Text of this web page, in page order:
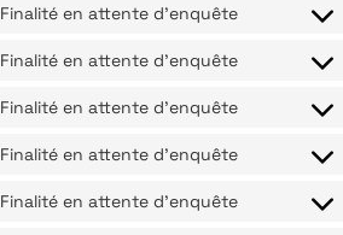
Finalité en attente d’enquête
Finalité en attente d’enquête
Finalité en attente d’enquête
Finalité en attente d’enquête
Finalité en attente d’enquête